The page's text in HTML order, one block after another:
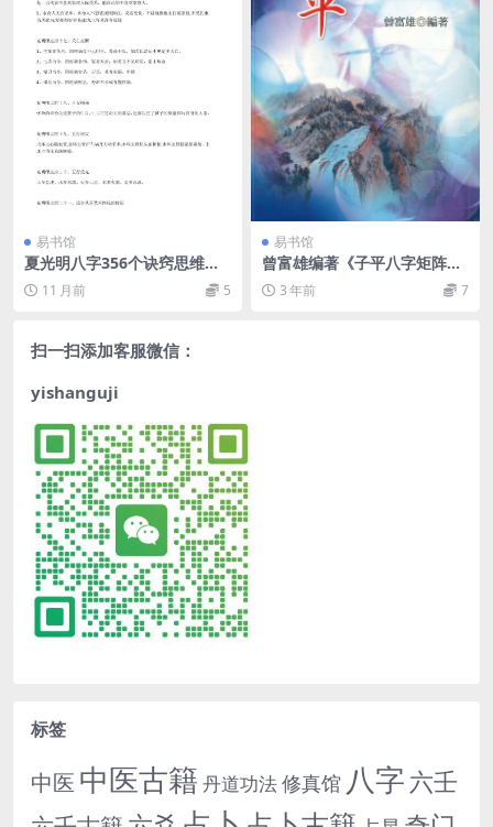
易书馆
夏光明八字356个诀窍思维点
窍 11 月前 5
易书馆
曾富雄编著《子平八字矩阵图
说》3 年前 7
扫一扫添加客服微信：
yishanguji
标签
中医 中医古籍 丹道功法修真馆 八字 六壬